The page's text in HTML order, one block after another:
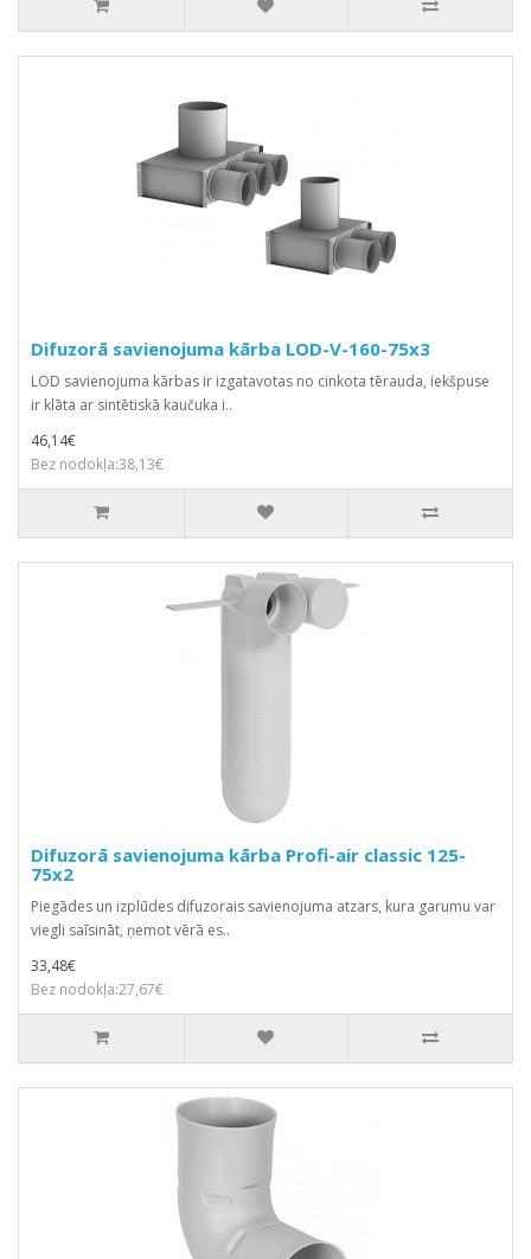
Difuzorā savienojuma kārba LOD-V-160-75x3
LOD savienojuma kārbas ir izgatavotas no cinkota tērauda, iekšpuse
ir klāta ar sintētiskā kaučuka i..
46,14€
Bez nodokļa:38,13€
Difuzorā savienojuma kārba Profi-air classic 125-
75x2
Piegādes un izplūdes difuzorais savienojuma atzars, kura garumu var
viegli saīsināt, ņemot vērā es..
33,48€
Bez nodokļa:27,67€